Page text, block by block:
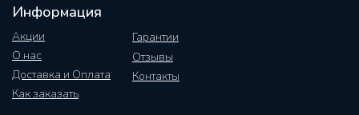
Информация
Акции
О нас
Как заказать
Гарантии
Отзывы
Контакты
Доставка и Оплата